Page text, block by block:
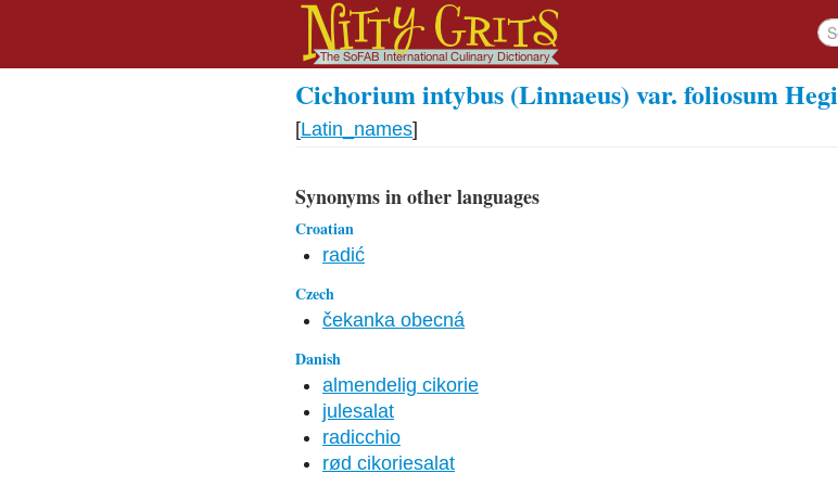
Cichorium intybus (Linnaeus) var. foliosum Hegi
[Latin_names]
Synonyms in other languages
Croatian
radić
Czech
čekanka obecná
Danish
almendelig cikorie
julesalat
radicchio
rød cikoriesalat